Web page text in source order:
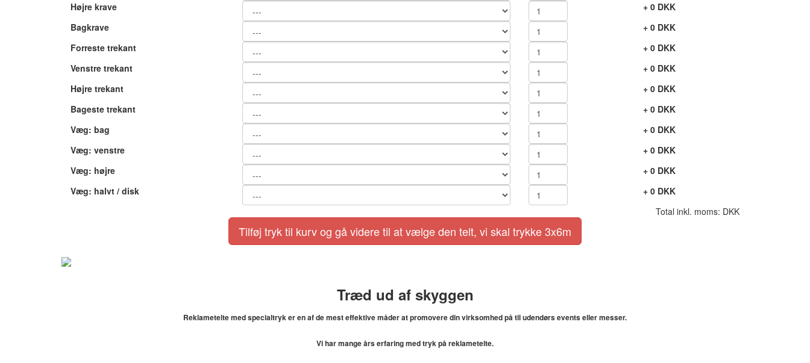
Højre krave
+ 0 DKK
Bagkrave
+ 0 DKK
Forreste trekant
+ 0 DKK
Venstre trekant
+ 0 DKK
Højre trekant
+ 0 DKK
Bageste trekant
+ 0 DKK
Væg: bag
+ 0 DKK
Væg: venstre
+ 0 DKK
Væg: højre
+ 0 DKK
Væg: halvt / disk
+ 0 DKK
Total inkl. moms: DKK
Tilføj tryk til kurv og gå videre til at vælge den telt, vi skal trykke 3x6m
Træd ud af skyggen
Reklametelte med specialtryk er en af de mest effektive måder at promovere din virksomhed på til udendørs events eller messer.
Vi har mange års erfaring med tryk på reklametelte.